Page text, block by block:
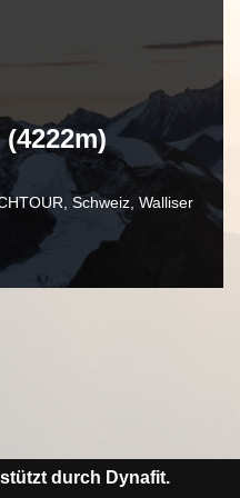
, Schweiz, Walliser
durch Dynafit.